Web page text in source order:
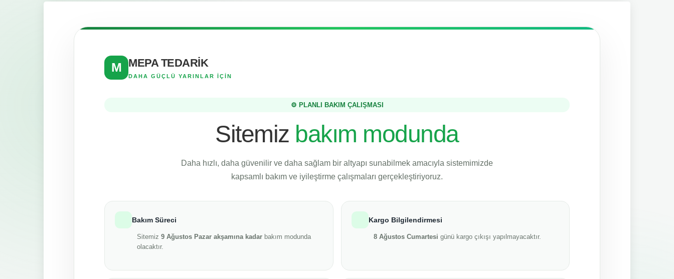
M MEPA TEDARİK
DAHA GÜÇLÜ YARINLAR İÇİN
⚙️ PLANLI BAKIM ÇALIŞMASI
Sitemiz bakım modunda
Daha hızlı, daha güvenilir ve daha sağlam bir altyapı sunabilmek amacıyla sistemimizde
kapsamlı bakım ve iyileştirme çalışmaları gerçekleştiriyoruz.
Bakım Süreci
Sitemiz 9 Ağustos Pazar akşamına kadar bakım modunda
olacaktır.
Kargo Bilgilendirmesi
8 Ağustos Cumartesi günü kargo çıkışı yapılmayacaktır.